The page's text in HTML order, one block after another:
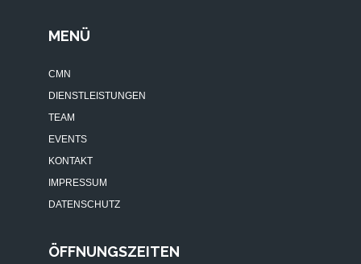
MENÜ
CMN
DIENSTLEISTUNGEN
TEAM
EVENTS
KONTAKT
IMPRESSUM
DATENSCHUTZ
ÖFFNUNGSZEITEN